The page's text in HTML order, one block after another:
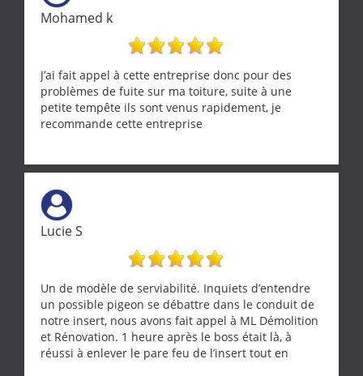
Mohamed k
J’ai fait appel à cette entreprise donc pour des
problèmes de fuite sur ma toiture, suite à une
petite tempête ils sont venus rapidement, je
recommande cette entreprise
Lucie S
Un de modèle de serviabilité. Inquiets d’entendre
un possible pigeon se débattre dans le conduit de
notre insert, nous avons fait appel à ML Démolition
et Rénovation. 1 heure après le boss était là, à
réussi à enlever le pare feu de l’insert tout en